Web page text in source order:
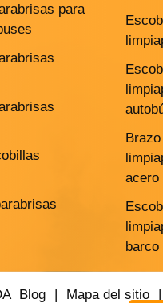
para
acero
barco
Blog | Mapa del sitio |